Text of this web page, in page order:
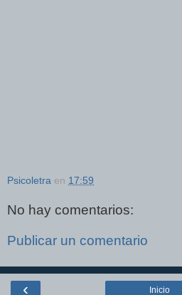
Psicoletra en 17:59
No hay comentarios:
Publicar un comentario
‹ Inicio